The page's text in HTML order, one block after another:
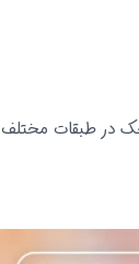
در طبقات مختلف